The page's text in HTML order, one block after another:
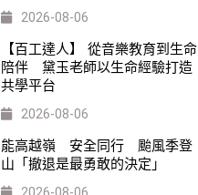
2026-08-06
【百工達人】 從音樂教育到生命
陪伴 黛玉老師以生命經驗打造
共學平台
2026-08-06
能高越嶺 安全同行 颱風季登
山「撤退是最勇敢的決定」